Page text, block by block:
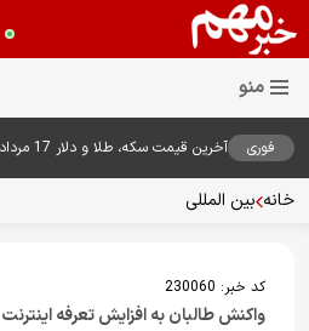
فوری آخرین قیمت سکه، طلا و دلار 17 مرداد1405
خانه بین المللی
کد خبر: 230060
واکنش طالبان به افزایش تعرفه اینترنت